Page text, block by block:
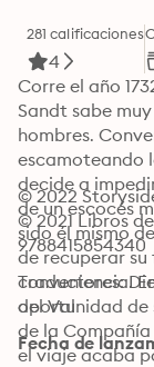
281 calificaciones
4
Corre el año
Sandt sabe
hombres.
escamoteando
decide a
de un escocés
sido él mismo
de recuperar
conveniencia.
oportunidad de
de la Compañía
el viaje acaba
© 2022
© 2021 Libros
9788415854340
Traductores:
del Val
Fecha de